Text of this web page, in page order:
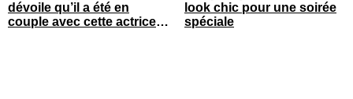
dévoile qu’il a été en
couple avec cette actrice
look chic pour une soirée
spéciale